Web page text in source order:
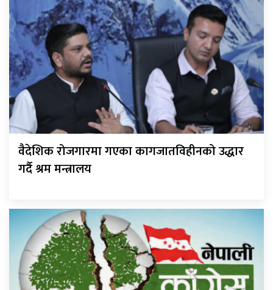
वैदेशिक रोजगारमा गएका कागजातविहीनको उद्धार
गर्दै श्रम मन्त्रालय